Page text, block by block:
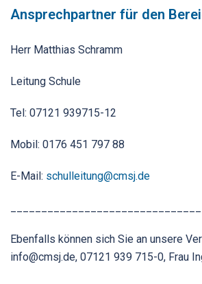
Ansprechpartner für den
Herr Matthias Schramm
Leitung Schule
Tel: 07121 939715-12
Mobil: 0176 451 797 88
E-Mail: schulleitung@cmsj.de
Ebenfalls können sich Sie an unsere
info@cmsj.de, 07121 939 715-0, Frau